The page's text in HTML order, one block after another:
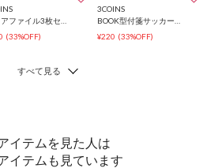
(33%OFF)
3COINS
¥220 (33%OFF)
イテムを見た人は
イテムも見ています